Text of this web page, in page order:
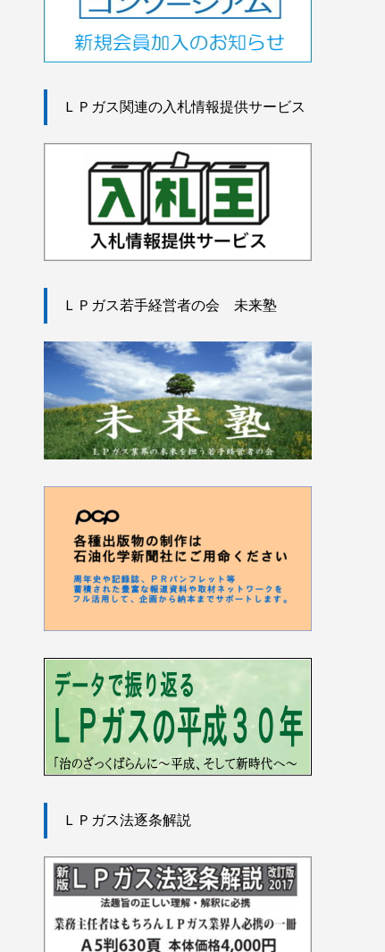
ＬＰガス関連の入札情報提供サービス
ＬＰガス若手経営者の会 未来塾
ＬＰガス法逐条解説